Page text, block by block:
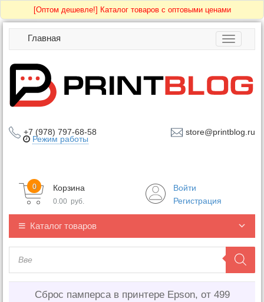
[Оптом дешевле!] Каталог товаров с оптовыми ценами
Toggle
Главная
+7 (978) 797-68-58 store@printblog.ru
Режим работы
Корзина
0
0.00 руб.
Войти
Регистрация
Каталог товаров
Сброс памперса в принтере Epson, от 499